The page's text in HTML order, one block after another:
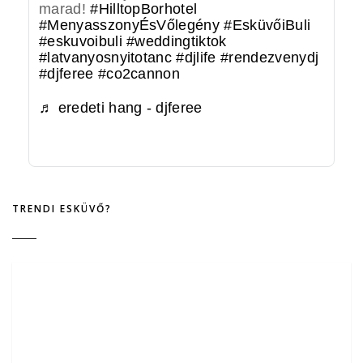
marad!#HilltopBorhotel
#MenyasszonyÉsVőlegény #EsküvőiBuli
#eskuvoibuli #weddingtiktok
#latvanyosnyitotanc #djlife #rendezvenydj
#djferee #co2cannon
♬ eredeti hang - djferee
TRENDI ESKÜVŐ?